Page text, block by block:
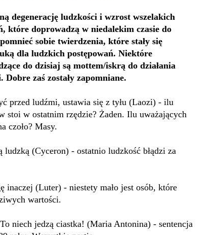
degenerację ludzkości i wzrost wszelakich
które doprowadzą w niedalekim czasie do
sobie twierdzenia, które stały się
dla ludzkich postępowań. Niektóre
do dzisiaj są mottem/iskrą do działania
zaś zostały zapomniane.
przed ludźmi, ustawia się z tyłu (Laozi) - ilu
stoi w ostatnim rzędzie? Żaden. Ilu uważających
czoło? Masy.
ludzką (Cyceron) - ostatnio ludzkość błądzi za
inaczej (Luter) - niestety mało jest osób, które
wartości.
niech jedzą ciastka! (Maria Antonina) - sentencja